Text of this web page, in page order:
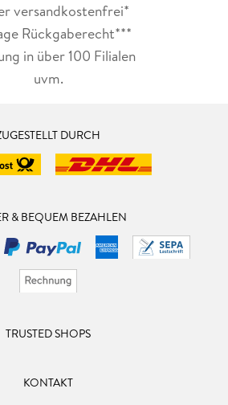
versandkostenfrei*
Rückgaberecht***
in über 100 Filialen
uvm.
DURCH
& BEQUEM BEZAHLEN
TRUSTED SHOPS
KONTAKT